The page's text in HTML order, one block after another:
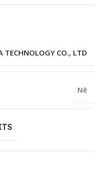
TECHNOLOGY CO., LTD
Nē